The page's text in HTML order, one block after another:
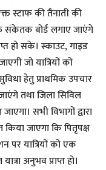
स्टाफ की तैनाती की
संकेतक बोर्ड लगाए जाएंगे
हो सके। स्काउट, गाइड
जो यात्रियों को
हेतु प्राथमिक उपचार
तथा जिला सिविल
सभी विभागों द्वारा
किया जाएगा कि पितृपक्ष
पर यात्रियों को एक
अनुभव प्राप्त हो।